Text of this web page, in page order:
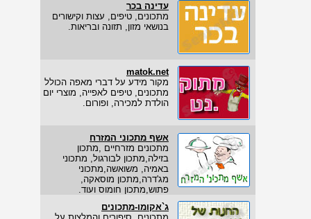
עדינה בכר
מתכונים, טיפים, עצות וקישורים
בנושאי מזון, תזונה ובריאות.
matok.net
מקור מידע על דברי מאפה הכולל
מתכונים, טיפים לאפייה, מוצרי יום
הולדת למכירה, ופורום.
אשף מתכוני המזרח
מתכונים מזרחיים ,מתכון
בזילה,מתכון לבורגול, מתכוני
באמיה, משואשה,מתכוני
מג'דרה,מתכון מוסאקה,
פתוש,מתכון חומוס ועוד.
ג`אקומו-מתכונים